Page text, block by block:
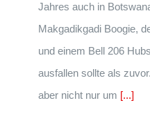
Jahres auch in
Makgadikgadi Boogie,
und einem Bell 206
ausfallen sollte als
aber nicht nur um [...]